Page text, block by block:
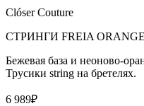
Clóser Couture
СТРИНГИ FREIA ORANGE
Бежевая база и неоново-
Трусики string на бретелях.
6 989₽